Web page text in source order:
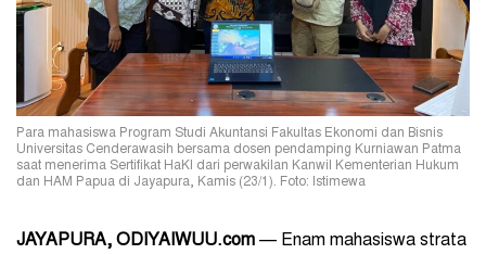
Para mahasiswa Program Studi Akuntansi Fakultas Ekonomi dan Bisnis
Universitas Cenderawasih bersama dosen pendamping Kurniawan Patma
saat menerima Sertifikat HaKI dari perwakilan Kanwil Kementerian Hukum
dan HAM Papua di Jayapura, Kamis (23/1). Foto: Istimewa
JAYAPURA, ODIYAIWUU.com — Enam mahasiswa strata